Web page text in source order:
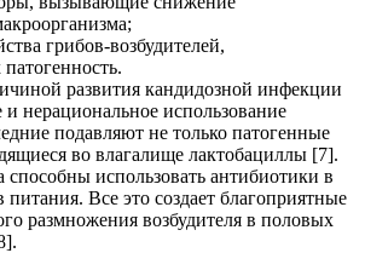
грибов-возбудителей,
развития кандидозной инфекции
и нерациональное использование
подавляют не только патогенные
во влагалище лактобациллы [7].
способны использовать антибиотики в
питания. Все это создает благоприятные
размножения возбудителя в половых